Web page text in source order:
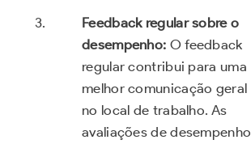
Feedback regular sobre o
desempenho: O feedback
regular contribui para uma
melhor comunicação geral
no local de trabalho. As
avaliações de desempenho